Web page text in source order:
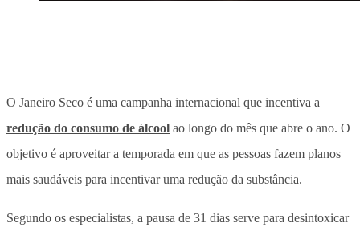
O Janeiro Seco é uma campanha internacional que incentiva a
redução do consumo de álcool ao longo do mês que abre o ano. O
objetivo é aproveitar a temporada em que as pessoas fazem planos
mais saudáveis para incentivar uma redução da substância.
Segundo os especialistas, a pausa de 31 dias serve para desintoxicar